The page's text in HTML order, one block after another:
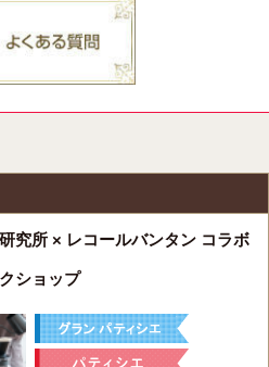
究所 × レコールバンタン コラボ
ショップ